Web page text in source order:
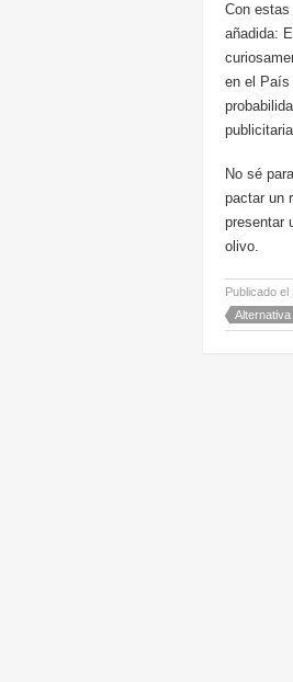
Con
añadida:
en el País
No sé
pactar un
presentar
olivo.
Publicado el